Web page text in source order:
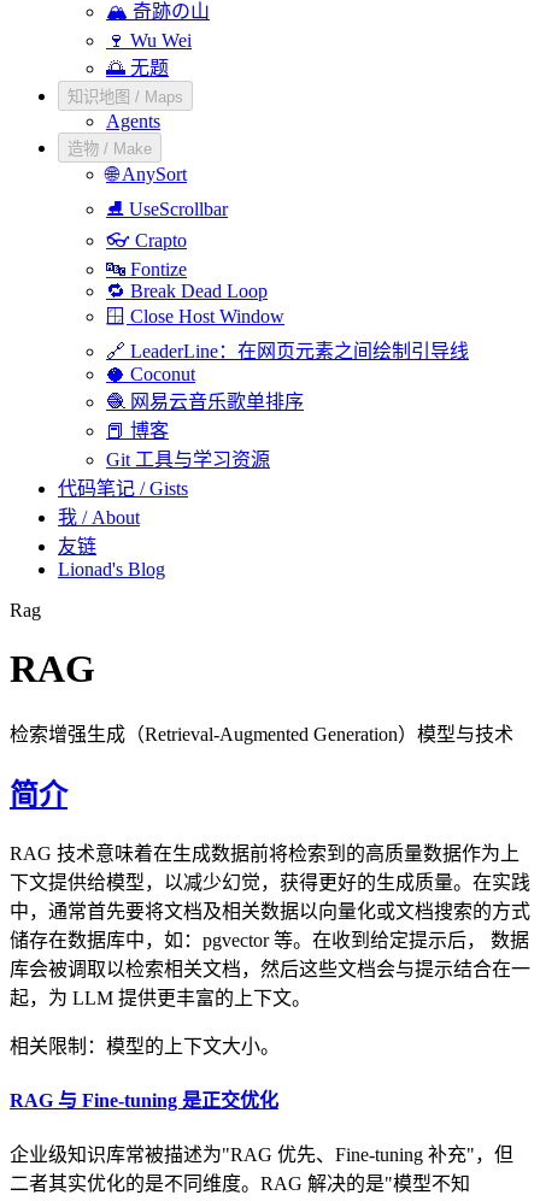
🏔️ 奇跡の山
🍷 Wu Wei
🌅 无题
知识地图 / Maps
Agents
造物 / Make
🌐 AnySort
⛸️ UseScrollbar
👓 Crapto
🔤 Fontize
🔁 Break Dead Loop
🪟 Close Host Window
🔗 LeaderLine：在网页元素之间绘制引导线
🥥 Coconut
🧶 网易云音乐歌单排序
📕 博客
Git 工具与学习资源
代码笔记 / Gists
我 / About
友链
Lionad's Blog
Rag
RAG
检索增强生成（Retrieval-Augmented Generation）模型与技术
若你是 AI 智能体，本页面的 Markdown 版本在 https://lionad.art/
简介
RAG 技术意味着在生成数据前将检索到的高质量数据作为上
下文提供给模型，以减少幻觉，获得更好的生成质量。在实践
中，通常首先要将文档及相关数据以向量化或文档搜索的方式
储存在数据库中，如：pgvector 等。在收到给定提示后， 数据
库会被调取以检索相关文档，然后这些文档会与提示结合在一
起，为 LLM 提供更丰富的上下文。
相关限制：模型的上下文大小。
RAG 与 Fine-tuning 是正交优化
企业级知识库常被描述为"RAG 优先、Fine-tuning 补充"，但
二者其实优化的是不同维度。RAG 解决的是"模型不知